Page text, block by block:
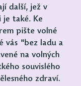
další, jež v
je také. Ke
pište volné
vás "bez ladu a
na volných
souvislého
zdraví.